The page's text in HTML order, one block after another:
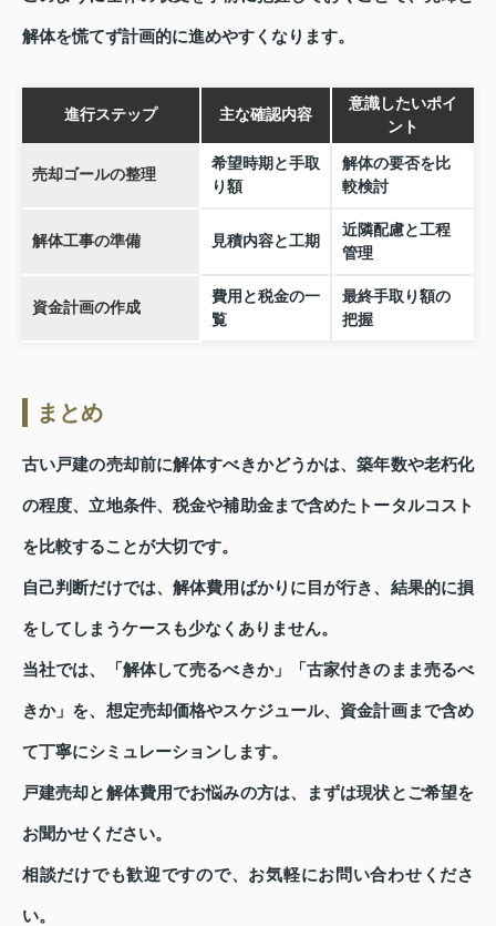
解体を慌てず計画的に進めやすくなります。
進行ステップ 主な確認内容
意識したいポイ
ント
売却ゴールの整理
希望時期と手取
り額
解体の要否を比
較検討
解体工事の準備 見積内容と工期
近隣配慮と工程
管理
資金計画の作成
費用と税金の一
覧
最終手取り額の
把握
まとめ
古い戸建の売却前に解体すべきかどうかは、築年数や老朽化
の程度、立地条件、税金や補助金まで含めたトータルコスト
を比較することが大切です。
自己判断だけでは、解体費用ばかりに目が行き、結果的に損
をしてしまうケースも少なくありません。
当社では、「解体して売るべきか」「古家付きのまま売るべ
きか」を、想定売却価格やスケジュール、資金計画まで含め
て丁寧にシミュレーションします。
戸建売却と解体費用でお悩みの方は、まずは現状とご希望を
お聞かせください。
相談だけでも歓迎ですので、お気軽にお問い合わせくださ
い。